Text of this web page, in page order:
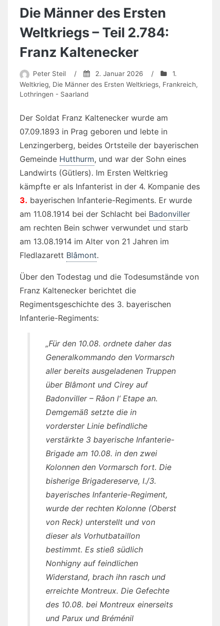
Die Männer des Ersten
Weltkriegs – Teil 2.784:
Franz Kaltenecker
Peter Steil / 2. Januar 2026 /
1.
Weltkrieg, Die Männer des Ersten Weltkriegs, Frankreich,
Lothringen - Saarland
Der Soldat Franz Kaltenecker wurde am
07.09.1893 in Prag geboren und lebte in
Lenzingerberg, beides Ortsteile der bayerischen
Gemeinde Hutthurm, und war der Sohn eines
Landwirts (Gütlers). Im Ersten Weltkrieg
kämpfte er als Infanterist in der 4. Kompanie des
3. bayerischen Infanterie-Regiments. Er wurde
am 11.08.1914 bei der Schlacht bei Badonviller
am rechten Bein schwer verwundet und starb
am 13.08.1914 im Alter von 21 Jahren im
Fledlazarett Blâmont.
Über den Todestag und die Todesumstände von
Franz Kaltenecker berichtet die
Regimentsgeschichte des 3. bayerischen
Infanterie-Regiments:
„Für den 10.08. ordnete daher das
Generalkommando den Vormarsch
aller bereits ausgeladenen Truppen
über Blâmont und Cirey auf
Badonviller – Râon l‘ Etape an.
Demgemäß setzte die in
vorderster Linie befindliche
verstärkte 3 bayerische Infanterie-
Brigade am 10.08. in den zwei
Kolonnen den Vormarsch fort. Die
bisherige Brigadereserve, I./3.
bayerisches Infanterie-Regiment,
wurde der rechten Kolonne (Oberst
von Reck) unterstellt und von
dieser als Vorhutbataillon
bestimmt. Es stieß südlich
Nonhigny auf feindlichen
Widerstand, brach ihn rasch und
erreichte Montreux. Die Gefechte
des 10.08. bei Montreux einerseits
und Parux und Bréménil